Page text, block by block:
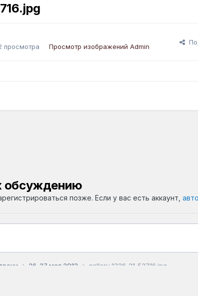
просмотра Просмотр изображений Admin
обсуждению
позже. Если у вас есть аккаунт,
26-27 мая 2012 gallery_1326_21_53716.jpg